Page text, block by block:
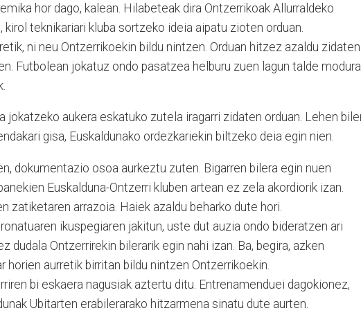
hor dago, kalean. Hilabeteak dira Ontzerrikoak Allurraldeko
kirol teknikariari kluba sortzeko ideia aipatu zioten orduan.
ni neu Ontzerrikoekin bildu nintzen. Orduan hitzez azaldu zidaten
Futbolean jokatuz ondo pasatzea helburu zuen lagun talde modura
jokatzeko aukera eskatuko zutela iragarri zidaten orduan. Lehen
gisa, Euskaldunako ordezkariekin biltzeko deia egin nien.
dokumentazio osoa aurkeztu zuten. Bigarren bilera egin nuen
Euskalduna-Ontzerri kluben artean ez zela akordiorik izan.
zatiketaren arrazoia. Haiek azaldu beharko dute hori.
ikuspegiaren jakitun, uste dut auzia ondo bideratzen ari
dudala Ontzerrirekin bilerarik egin nahi izan. Ba, begira, azken
horien aurretik birritan bildu nintzen Ontzerrikoekin.
bi eskaera nagusiak aztertu ditu. Entrenamenduei dagokionez,
Ubitarten erabilerarako hitzarmena sinatu dute aurten.